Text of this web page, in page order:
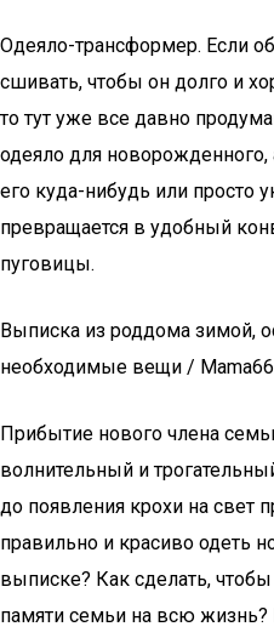
Одеяло-трансформер. Если
сшивать, чтобы он долго и
то тут уже все давно
одеяло для новорожденного,
его куда-нибудь или просто
превращается в удобный
пуговицы.
Выписка из роддома зимой,
необходимые вещи /
Прибытие нового члена
волнительный и
до появления крохи на свет
правильно и красиво одеть
выписке? Как сделать,
памяти семьи на всю